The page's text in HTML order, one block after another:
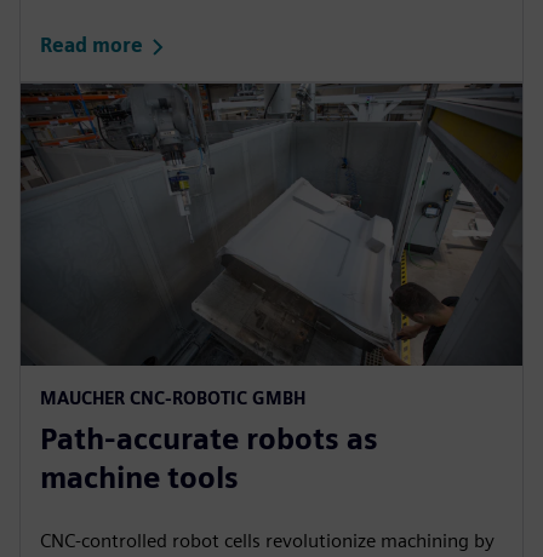
Read more
MAUCHER CNC-ROBOTIC GMBH​
Path-accurate robots as
machine tools​
CNC-controlled robot cells revolutionize machining by